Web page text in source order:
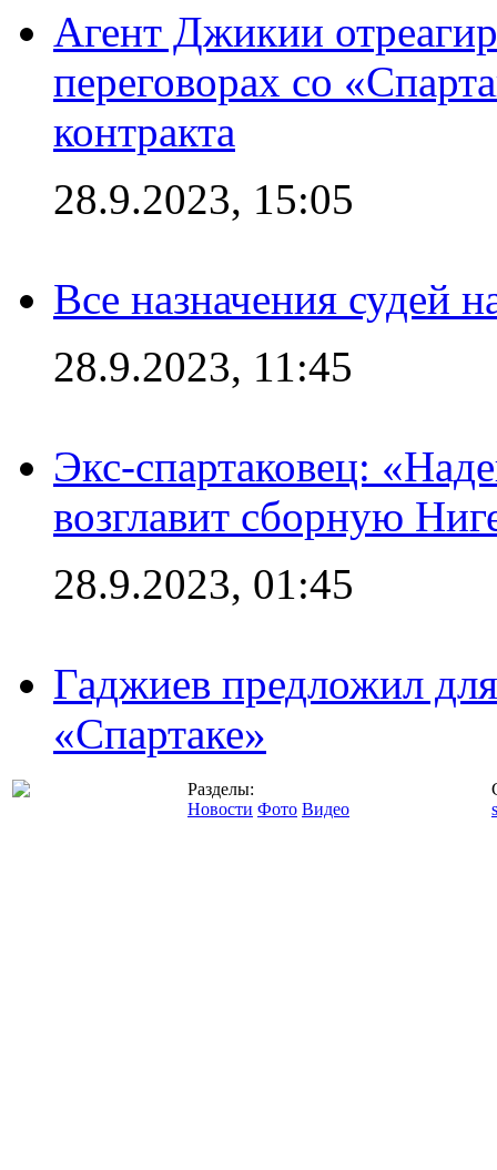
Агент Джикии
переговорах со
контракта
28.9.2023, 15:05
Все назначения судей
28.9.2023, 11:45
Экс-спартаковец:
возглавит сборную
28.9.2023, 01:45
Гаджиев предложил
«Спартаке»
Разделы:
Новости Фото Видео